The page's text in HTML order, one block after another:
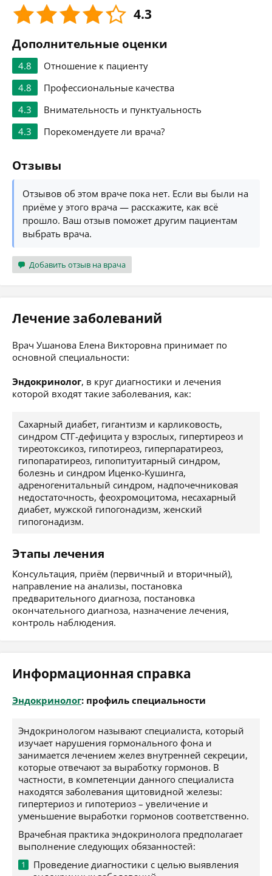
4.3
Дополнительные оценки
4.8
Отношение к пациенту
4.8
Профессиональные качества
4.3
Внимательность и пунктуальность
4.3
Порекомендуете ли врача?
Отзывы
Отзывов об этом враче пока нет. Если вы были на
приёме у этого врача — расскажите, как всё
прошло. Ваш отзыв поможет другим пациентам
выбрать врача.
Добавить отзыв на врача
Лечение заболеваний
Врач Ушанова Елена Викторовна принимает по
основной специальности:
Эндокринолог, в круг диагностики и лечения
которой входят такие заболевания, как:
Сахарный диабет, гигантизм и карликовость,
синдром СТГ-дефицита у взрослых, гипертиреоз и
тиреотоксикоз, гипотиреоз, гиперпаратиреоз,
гипопаратиреоз, гипопитуитарный синдром,
болезнь и синдром Иценко-Кушинга,
адреногенитальный синдром, надпочечниковая
недостаточность, феохромоцитома, несахарный
диабет, мужской гипогонадизм, женский
гипогонадизм.
Этапы лечения
Консультация, приём (первичный и вторичный),
направление на анализы, постановка
предварительного диагноза, постановка
окончательного диагноза, назначение лечения,
контроль наблюдения.
Информационная справка
Эндокринолог: профиль специальности
Эндокринологом называют специалиста, который
изучает нарушения гормонального фона и
занимается лечением желез внутренней секреции,
которые отвечают за выработку гормонов. В
частности, в компетенции данного специалиста
находятся заболевания щитовидной железы:
гипертериоз и гипотериоз – увеличение и
уменьшение выработки гормонов соответственно.
Врачебная практика эндокринолога предполагает
выполнение следующих обязанностей:
Проведение диагностики с целью выявления